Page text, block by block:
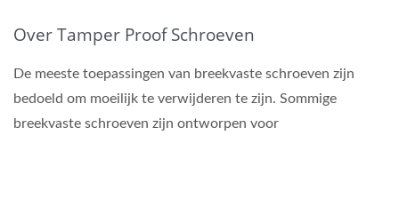
Over Tamper Proof Schroeven
De meeste toepassingen van breekvaste schroeven zijn
bedoeld om moeilijk te verwijderen te zijn. Sommige
breekvaste schroeven zijn ontworpen voor